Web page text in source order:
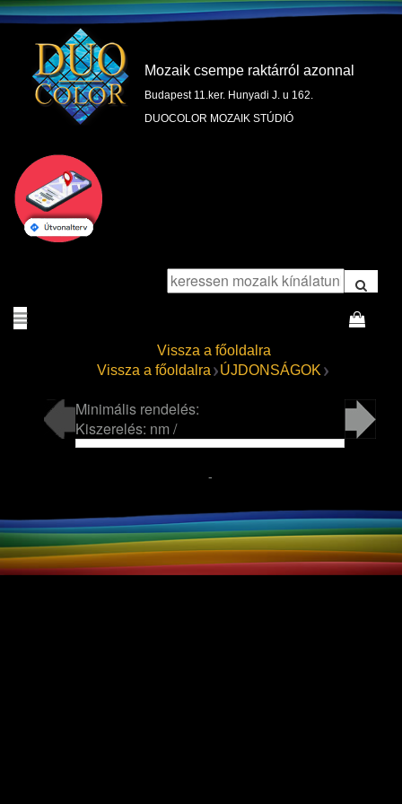
Mozaik csempe raktárról azonnal
Budapest 11.ker. Hunyadi J. u 162.
DUOCOLOR MOZAIK STÚDIÓ
Vissza a főoldalra
Vissza a főoldalra
ÚJDONSÁGOK
Minimális rendelés:
Kiszerelés: nm /
-